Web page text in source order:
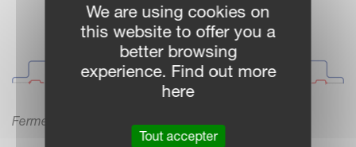
Fermeture
We are using cookies on
this website to offer you a
better browsing
experience. Find out more
here
Tout accepter